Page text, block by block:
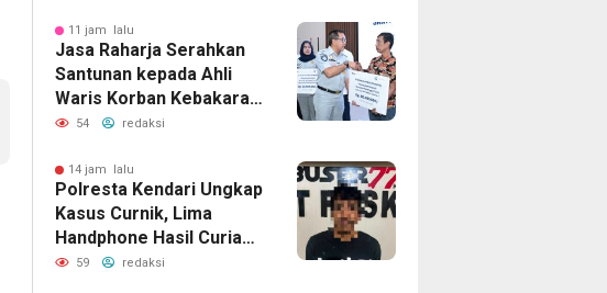
11 jam lalu
Jasa Raharja Serahkan
Santunan kepada Ahli
Waris Korban Kebakaran
KM Mutiara Sentosa II
54 redaksi
14 jam lalu
Polresta Kendari Ungkap
Kasus Curnik, Lima
Handphone Hasil Curian
Berhasil Diamankan
59 redaksi